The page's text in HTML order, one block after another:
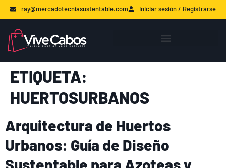
ray@mercadotecniasustentable.com Iniciar sesión / Registrarse
ETIQUETA:
HUERTOSURBANOS
Arquitectura de Huertos
Urbanos: Guía de Diseño